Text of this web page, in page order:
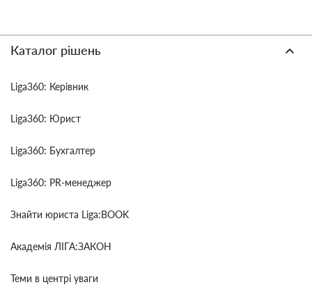
Каталог рішень
Liga360: Керівник
Liga360: Юрист
Liga360: Бухгалтер
Liga360: PR-менеджер
Знайти юриста Liga:BOOK
Академія ЛІГА:ЗАКОН
Теми в центрі уваги